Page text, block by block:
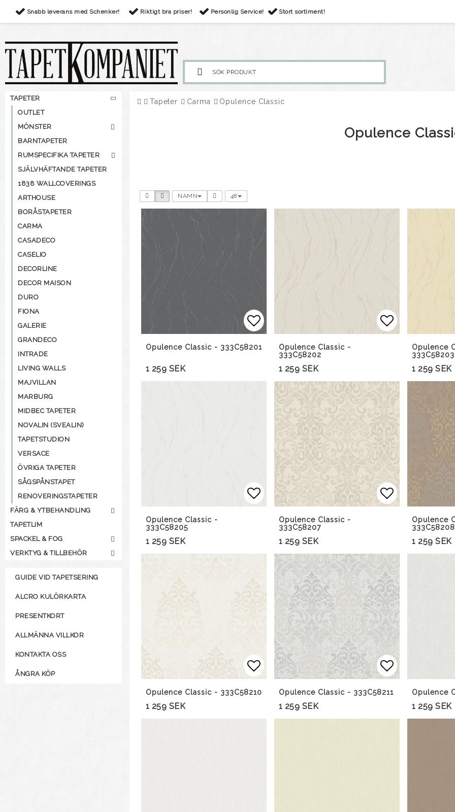
Snabb leverans med Schenker! Riktigt bra priser! Personlig Service! Stort sortiment!
TAPETER
OUTLET
MÖNSTER
BARNTAPETER
RUMSPECIFIKA TAPETER
SJÄLVHÄFTANDE TAPETER
1838 WALLCOVERINGS
ARTHOUSE
BORÅSTAPETER
CARMA
CASADECO
CASELIO
DECORLINE
DECOR MAISON
DURO
FIONA
GALERIE
GRANDECO
INTRADE
LIVING WALLS
MAJVILLAN
MARBURG
MIDBEC TAPETER
NOVALIN (SVEALIN)
TAPETSTUDION
VERSACE
ÖVRIGA TAPETER
SÅGSPÅNSTAPET
RENOVERINGSTAPETER
FÄRG & YTBEHANDLING
TAPETLIM
SPACKEL & FOG
VERKTYG & TILLBEHÖR
GUIDE VID TAPETSERING
ALCRO KULÖRKARTA
PRESENTKORT
ALLMÄNNA VILLKOR
KONTAKTA OSS
ÅNGRA KÖP
Tapeter Carma Opulence Classic
Opulence
NAMN 48
Lägg till i favoritlistan
Opulence Classic - 333C58201
1 259 SEK
Lägg till i
Opulence Classic -
333C58202
1 259 SEK
Opulence
333C58203
1 259 SEK
Lägg till i favoritlistan
Opulence Classic -
333C58205
1 259 SEK
Lägg till i
Opulence Classic -
333C58207
1 259 SEK
Opulence
333C58208
1 259 SEK
Lägg till i favoritlistan
Opulence Classic - 333C58210
1 259 SEK
Lägg till i
Opulence Classic - 333C58211
1 259 SEK
Opulence
1 259 SEK